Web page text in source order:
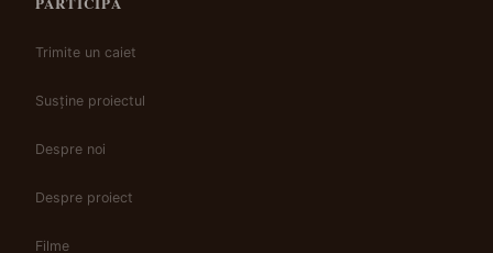
Trimite un caiet
Susține proiectul
Despre noi
Despre proiect
Filme